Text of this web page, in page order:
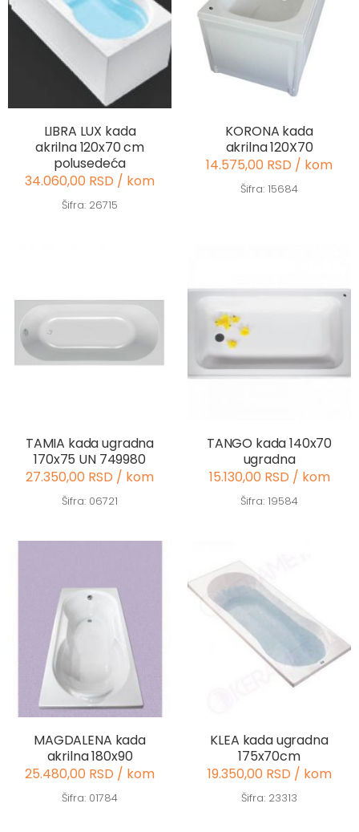
LIBRA LUX kada
akrilna 120x70 cm
polusedeća
34.060,00 RSD / kom
Šifra: 26715
KORONA kada
akrilna 120X70
14.575,00 RSD / kom
Šifra: 15684
TAMIA kada ugradna
170x75 UN 749980
27.350,00 RSD / kom
Šifra: 06721
TANGO kada 140x70
ugradna
15.130,00 RSD / kom
Šifra: 19584
MAGDALENA kada
akrilna 180x90
25.480,00 RSD / kom
Šifra: 01784
KLEA kada ugradna
175x70cm
19.350,00 RSD / kom
Šifra: 23313